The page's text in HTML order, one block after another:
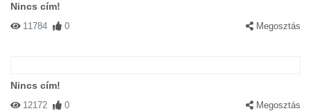
Nincs cím!
11784 0 Megosztás
Nincs cím!
12172 0 Megosztás